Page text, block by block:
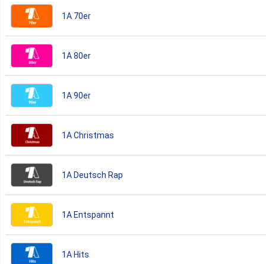
1A 70er
1A 80er
1A 90er
1A Christmas
1A Deutsch Rap
1A Entspannt
1A Hits